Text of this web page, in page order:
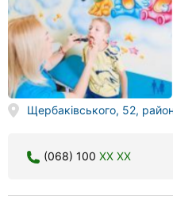
Щербаківського, 52,
(068) 100 XX XX